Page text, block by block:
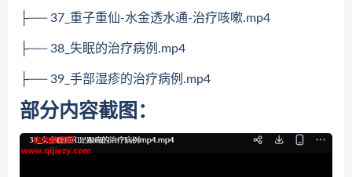
├── 37_重子重仙-水金透水通-治疗咳嗽.mp4
├── 38_失眠的治疗病例.mp4
├── 39_手部湿疹的治疗病例.mp4
部分内容截图：